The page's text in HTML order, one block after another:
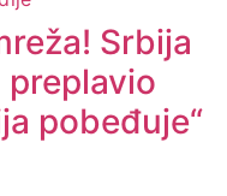
Srbija
preplavio
pobeđuje“